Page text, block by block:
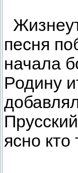
песня
начала
Родину
ясно кто